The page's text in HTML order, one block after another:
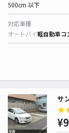
500cm 以下
対応車種
オートバイ軽自動車コ
サ